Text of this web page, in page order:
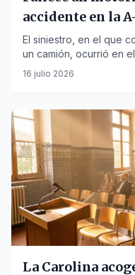
accidente en la
El siniestro, en el que
un camión, ocurrió en
sentido Córdoba.
16 julio 2026
La Carolina